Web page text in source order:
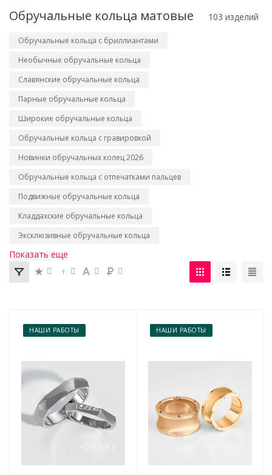
Обручальные кольца матовые 103 изделий
Обручальные кольца с бриллиантами
Необычные обручальные кольца
Славянские обручальные кольца
Парные обручальные кольца
Широкие обручальные кольца
Обручальные кольца с гравировкой
Новинки обручальных колец 2026
Обручальные кольца с отпечатками пальцев
Подвижные обручальные кольца
Кладдахские обручальные кольца
Эксклюзивные обручальные кольца
Показать еще
НАШИ РАБОТЫ НАШИ РАБОТЫ